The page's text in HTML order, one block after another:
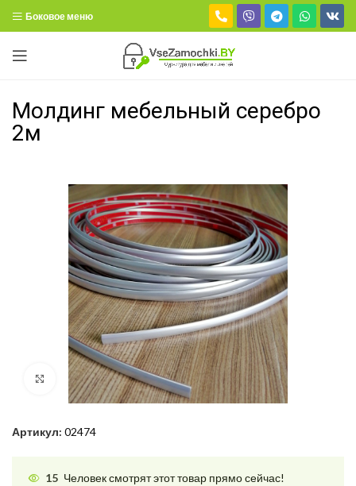
Боковое меню
Молдинг мебельный серебро
2м
Нажмите, чтобы увеличить
Артикул: 02474
15 Человек смотрят этот товар прямо сейчас!